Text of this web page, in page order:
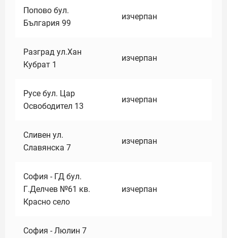
Попово бул.
България 99
изчерпан
Разград ул.Хан
Кубрат 1
изчерпан
Русе бул. Цар
Освободител 13
изчерпан
Сливен ул.
Славянска 7
изчерпан
София - ГД бул.
Г.Делчев №61 кв.
Красно село
изчерпан
София - Люлин 7